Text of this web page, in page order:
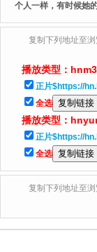
个人一样，有时候她
复制下列地址至
播放类型：
正片$https://
全选
播放类型：
正片$https://
全选
复制下列地址至